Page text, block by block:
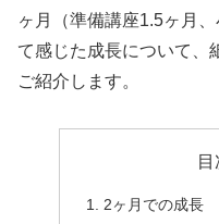
ヶ月（準備講座1.5ヶ月
て感じた成長について、
ご紹介します。
目
2ヶ月での成長